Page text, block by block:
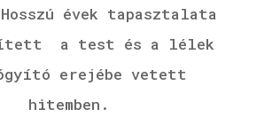
Hosszú évek tapasztalata
a test és a lélek
erejébe vetett
hitemben.